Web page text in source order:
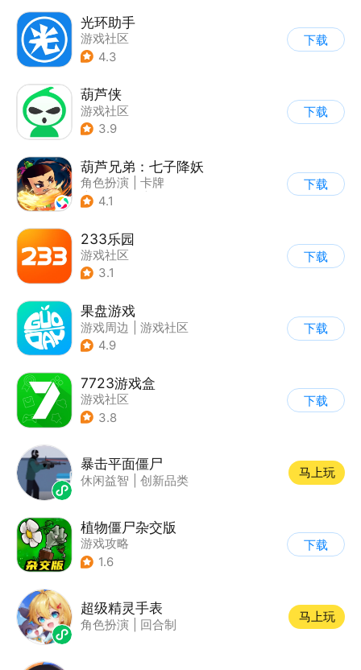
光环助手
游戏社区
4.3
下载
葫芦侠
游戏社区
3.9
下载
葫芦兄弟：七子降妖
角色扮演
卡牌
| 动漫改编
4.1
下载
233乐园
游戏社区
3.1
下载
果盘游戏
游戏周边
游戏社区
4.9
下载
7723游戏盒
游戏社区
3.8
下载
暴击平面僵尸
休闲益智 创新品类
马上玩
植物僵尸杂交版
游戏攻略
1.6
下载
超级精灵手表
角色扮演 回合制
马上玩